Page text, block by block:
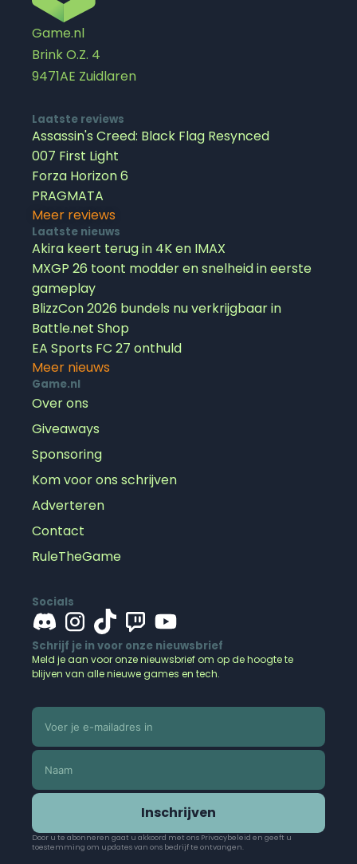
Game.nl
Brink O.Z. 4
9471AE Zuidlaren
Laatste reviews
Assassin's Creed: Black Flag Resynced
007 First Light
Forza Horizon 6
PRAGMATA
Meer reviews
Laatste nieuws
Akira keert terug in 4K en IMAX
MXGP 26 toont modder en snelheid in eerste
gameplay
BlizzCon 2026 bundels nu verkrijgbaar in
Battle.net Shop
EA Sports FC 27 onthuld
Meer nieuws
Game.nl
Over ons
Giveaways
Sponsoring
Kom voor ons schrijven
Adverteren
Contact
RuleTheGame
Socials
Schrijf je in voor onze nieuwsbrief
Meld je aan voor onze nieuwsbrief om op de hoogte te
blijven van alle nieuwe games en tech.
Inschrijven
Door u te abonneren gaat u akkoord met ons Privacybeleid en geeft u
toestemming om updates van ons bedrijf te ontvangen.